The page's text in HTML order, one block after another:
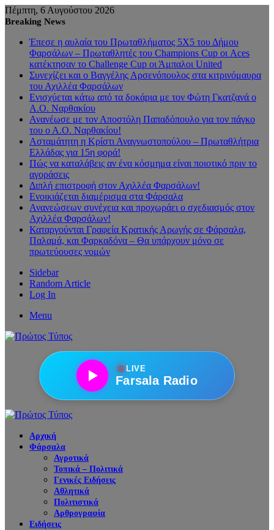
Πέμπτη, 6 Αυγούστου 2026
Breaking News
Έπεσε η αυλαία του Πρωταθλήματος 5Χ5 του Δήμου
Φαρσάλων – Πρωταθλητές του Champions Cup οι Aces
κατέκτησαν το Challenge Cup οι Άμπαλοι United
Συνεχίζει και ο Βαγγέλης Αρσενόπουλος στα κιτρινόμαυρα
του Αχιλλέα Φαρσάλων
Ενισχύεται κάτω από τα δοκάρια με τον Φώτη Γκατζανά ο
Α.Ο. Ναρθακίου
Ανανέωσε με τον Αποστόλη Παπαδόπουλο για τον πάγκο
του ο Α.Ο. Ναρθακίου!
Ασταμάτητη η Κρίστι Αναγνωστοπούλου – Πρωταθλήτρια
Ελλάδας για 15η φορά!
Πώς να καταλάβεις αν ένα κόσμημα είναι ποιοτικό πριν το
αγοράσεις
Διπλή επιστροφή στον Αχιλλέα Φαρσάλων!
Ενοικιάζεται διαμέρισμα στα Φάρσαλα
Ανανεώσεων συνέχεια και προχωράει ο σχεδιασμός στον
Αχιλλέα Φαρσάλων!
Καταργούνται Γραφεία Κρατικής Αρωγής σε Φάρσαλα,
Παλαμά, και Φαρκαδόνα – Θα υπάρχουν μόνο σε
πρωτεύουσες νομών
Sidebar
Random Article
Log In
Menu
●LIVE
Farsala Radio
Αρχική
Φάρσαλα
Αγροτικά
Τοπικά – Πολιτικά
Γενικές Ειδήσεις
Αθλητικά
Πολιτιστικά
Αρθρογραφία
Ειδήσεις